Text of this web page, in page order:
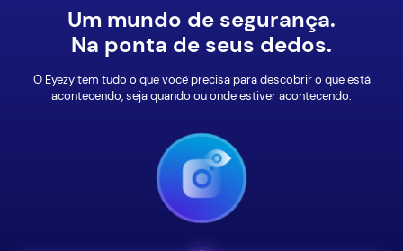
Um mundo de segurança.
Na ponta de seus dedos.
O Eyezy tem tudo o que você precisa para descobrir o que está
acontecendo, seja quando ou onde estiver acontecendo.